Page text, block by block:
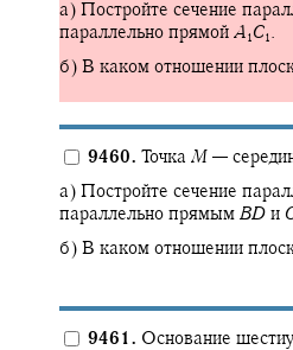
а) Постройте сечение
параллельно прямой A 1 C1 .
б) В каком отношении
9460. Точка M —
а) Постройте сечение
параллельно прямым BD и
б) В каком отношении
9461. Основание